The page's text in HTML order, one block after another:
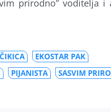
prirodno” voditelja i
EKOSTAR PAK
PIJANISTA
SASVIM